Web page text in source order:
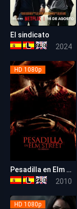
El sindicato
2024
HD 1080p
Pesadilla en Elm Street 7 El origen
2010
HD 1080p